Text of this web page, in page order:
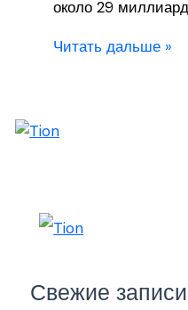
около 29
Читать дальше »
Свежие записи